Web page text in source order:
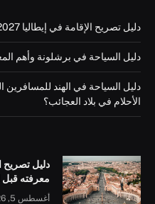
دليل تصريح الإقامة في إيطاليا 2027: كل ما تحتاج معرفته قبل التقديم
دليل السياحة في برشلونة وأهم
الأحلام في بلاد العجائب؟
معرفته قبل
أغسطس 5, 2026